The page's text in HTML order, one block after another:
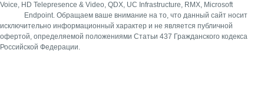
Voice, HD Telepresence & Video, QDX, UC Infrastructure, RMX, Microsoft
Endpoint. Обращаем ваше внимание на то, что данный сайт носит
исключительно информационный характер и не является публичной
офертой, определяемой положениями Статьи 437 Гражданского кодекса
Российской Федерации.